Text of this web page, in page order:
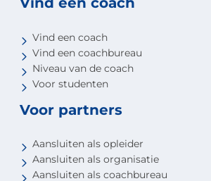
Vind een coach
Vind een coachbureau
Niveau van de coach
Voor studenten
Voor partners
Aansluiten als opleider
Aansluiten als organisatie
Aansluiten als coachbureau